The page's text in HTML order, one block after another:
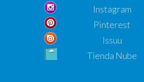
Instagram
Pinterest
Issuu
Tienda Nube